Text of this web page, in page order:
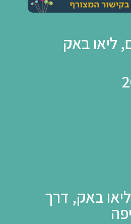
ליאו באק
באק, דרך